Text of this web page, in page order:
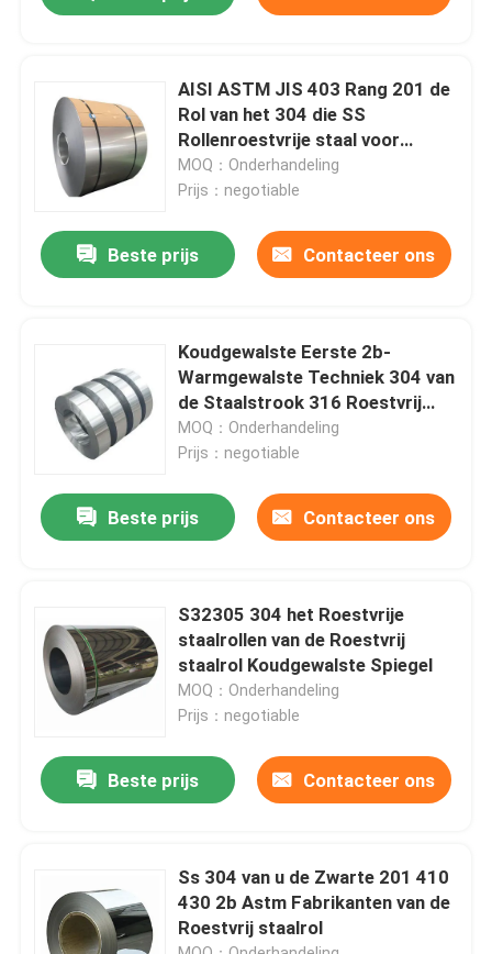
Producten
Ongeveer ons
Fabrieksreis
Contact de V.S.
Verzoek om een Citaat
roestvrij staal om buis
het blad van de roestvrij staalplaat
AISI ASTM JIS 403 Rang 201 de
Rol van het 304 die SS
Rollenroestvrije staal voor
Decoratie wordt koudgewalst
MOQ：Onderhandeling
Prijs：negotiable
Beste prijs Contacteer ons
Koudgewalste Eerste 2b-
Warmgewalste Techniek 304 van
de Staalstrook 316 Roestvrij
staalstrook
MOQ：Onderhandeling
Prijs：negotiable
Beste prijs Contacteer ons
S32305 304 het Roestvrije
staalrollen van de Roestvrij
staalrol Koudgewalste Spiegel
MOQ：Onderhandeling
Prijs：negotiable
Beste prijs Contacteer ons
Ss 304 van u de Zwarte 201 410
430 2b Astm Fabrikanten van de
Roestvrij staalrol